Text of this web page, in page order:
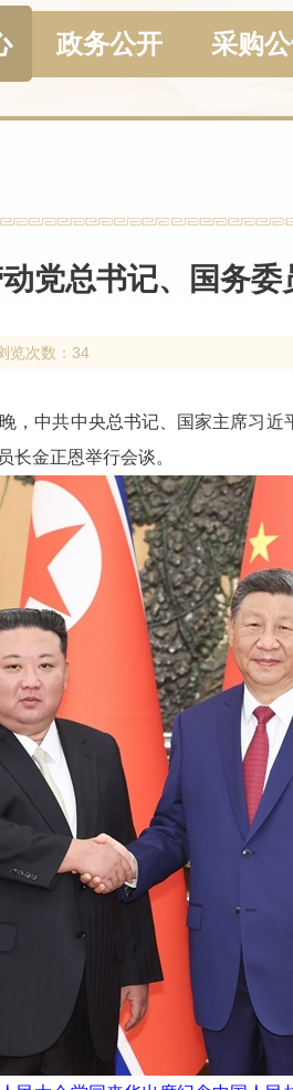
政务公开 采购
党总书记、国务
览次数：34
，中共中央总书记、国家主席习
长金正恩举行会谈。